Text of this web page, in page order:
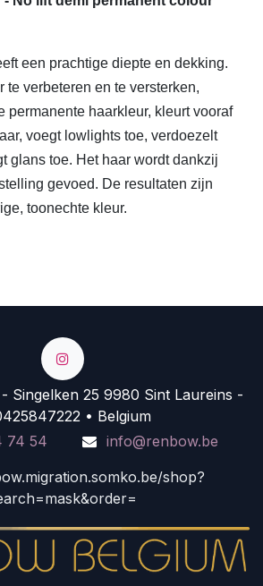
een prachtige diepte en dekking.
te verbeteren en te versterken,
permanente haarkleur, kleurt vooraf
voegt lowlights toe, verdoezelt
glans toe. Het haar wordt dankzij
gevoed. De resultaten zijn
toonechte kleur.
Singelken 25 9980 Sint Laureins -
• Belgium
74 54
info@renbow.be
shop?